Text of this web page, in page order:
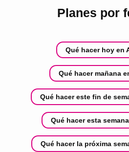
Planes por
Qué hacer hoy en
Qué hacer mañana
Qué hacer este fin de
Qué hacer esta
Qué hacer la próxima